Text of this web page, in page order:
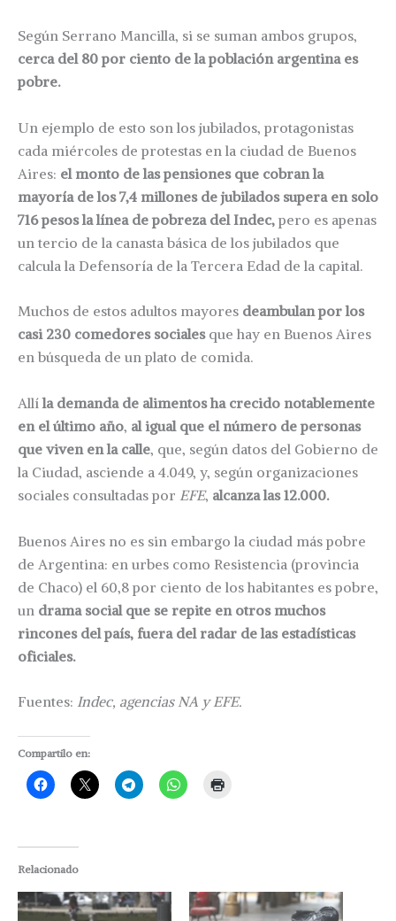
Según Serrano Mancilla, si se suman ambos grupos,
cerca del 80 por ciento de la población argentina es
pobre.
Un ejemplo de esto son los jubilados, protagonistas
cada miércoles de protestas en la ciudad de Buenos
Aires: el monto de las pensiones que cobran la
mayoría de los 7,4 millones de jubilados supera en solo
716 pesos la línea de pobreza del Indec, pero es apenas
un tercio de la canasta básica de los jubilados que
calcula la Defensoría de la Tercera Edad de la capital.
Muchos de estos adultos mayores deambulan por los
casi 230 comedores socialesque hay en Buenos Aires
en búsqueda de un plato de comida.
Allíla demanda de alimentos ha crecido notablemente
en el último año, al igual que el número de personas
que viven en la calle, que, según datos del Gobierno de
la Ciudad, asciende a 4.049, y, según organizaciones
sociales consultadas por EFE, alcanza las 12.000.
Buenos Aires no es sin embargo la ciudad más pobre
de Argentina: en urbes como Resistencia (provincia
de Chaco) el 60,8 por ciento de los habitantes es pobre,
un drama social que se repite en otros muchos
rincones del país, fuera del radar de las estadísticas
oficiales.
Fuentes: Indec, agencias NA y EFE.
Compartilo en:
Relacionado